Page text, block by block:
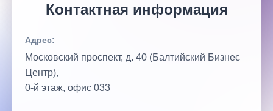
Контактная информация
Адрес:
Московский проспект, д. 40 (Балтийский Бизнес
Центр),
0‑й этаж, офис 033